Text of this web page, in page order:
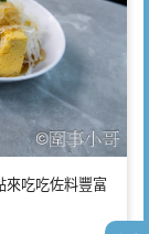
來吃吃佐料豐富